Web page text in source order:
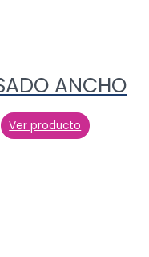
ANCHO
Ver producto